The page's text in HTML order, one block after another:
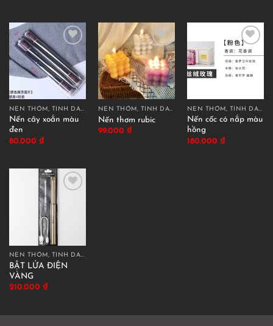
NẾN THƠM, TINH DẦU THƠM
Nến cây xoắn màu
đen
80.000 ₫
NẾN THƠM, TINH DẦU THƠM
Nến thơm rubic
99.000 ₫
NẾN THƠM, TINH DẦU THƠM
Nến cốc có nắp màu
hồng
180.000 ₫
NẾN THƠM, TINH DẦU THƠM
BẬT LỬA ĐIỆN
VÀNG
210.000 ₫